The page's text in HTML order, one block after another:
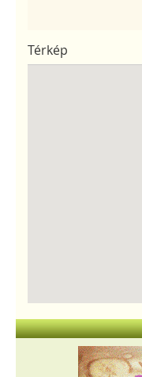
Térkép